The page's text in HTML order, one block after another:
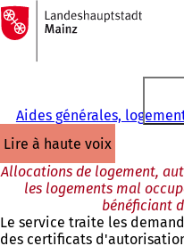
Accéder au contenu
Vers
la
page
d'accueil
Aides générales,
lire à haute voix
Allocations de logement,
les logements mal
bénéficiant
Le service traite les
des certificats